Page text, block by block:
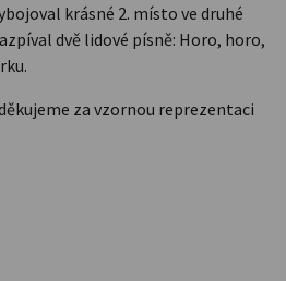
krásné 2. místo ve druhé
dvě lidové písně: Horo, horo,
za vzornou reprezentaci